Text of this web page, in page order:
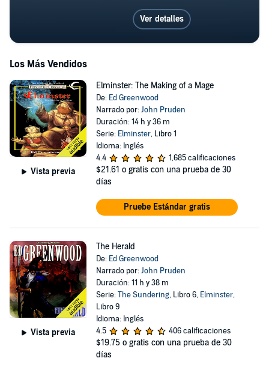
Ver detalles
Los Más Vendidos
Vista previa
Elminster: The Making of a Mage
De: Ed Greenwood
Narrado por:John Pruden
Duración: 14 h y 36 m
Serie: Elminster, Libro 1
Idioma: Inglés
4.4
1,685 calificaciones
$21.61 o gratis con una prueba de 30
días
Pruebe Estándar gratis
Vista previa
The Herald
De: Ed Greenwood
Narrado por:John Pruden
Duración: 11 h y 38 m
Serie:The Sundering, Libro 6, Elminster,
Libro 9
Idioma: Inglés
4.5
406 calificaciones
$19.75 o gratis con una prueba de 30
días